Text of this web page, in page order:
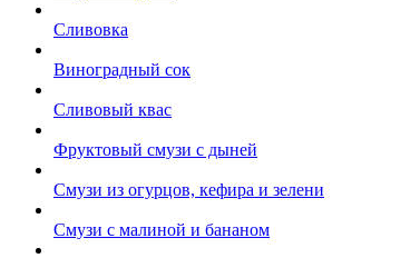
Сливовка
Виноградный сок
Сливовый квас
Фруктовый смузи с дыней
Смузи из огурцов, кефира и зелени
Смузи с малиной и бананом